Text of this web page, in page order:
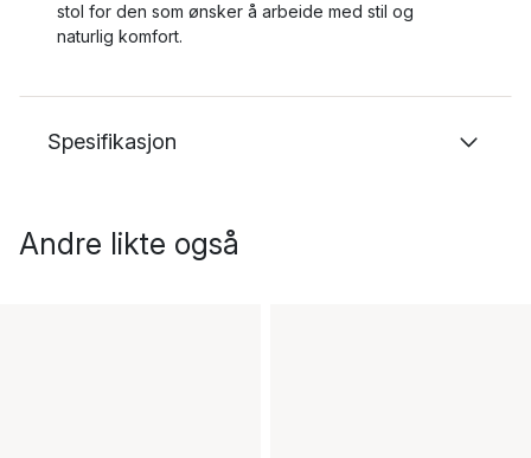
stol for den som ønsker å arbeide med stil og
naturlig komfort.
Spesifikasjon
Andre likte også